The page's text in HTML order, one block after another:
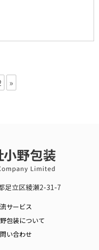
»
足立区綾瀬2-31-7
サービス
包装について
い合わせ